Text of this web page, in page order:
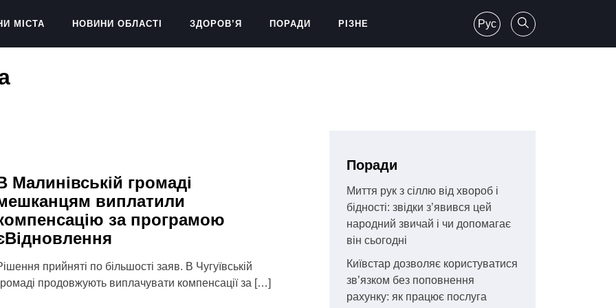
МІСТА НОВИНИ ОБЛАСТІ ЗДОРОВ’Я ПОРАДИ РІЗНЕ Рус
Малинівській громаді
виплатили
за програмою
прийняті по більшості заяв. В Чугуївській
продовжують виплачувати компенсації за […]
Поради
Миття рук з сіллю від хвороб і
бідності: звідки з’явився цей
народний звичай і чи допомагає
він сьогодні
Київстар дозволяє користуватися
зв’язком без поповнення
рахунку: як працює послуга